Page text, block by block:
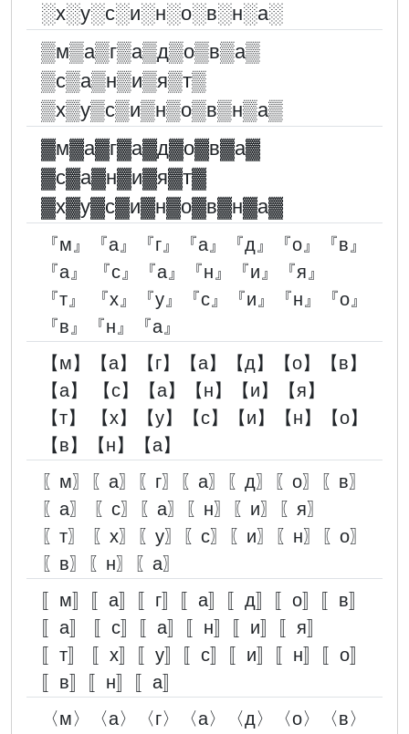
░︎х░︎у░︎с░︎и░︎н░︎о░︎в░︎н░︎а░︎
▒м▒а▒г▒а▒д▒о▒в▒а▒
▒с▒а▒н▒и▒я▒т▒
▒х▒у▒с▒и▒н▒о▒в▒н▒а▒
▓︎м▓︎а▓︎г▓︎а▓︎д▓︎о▓︎в▓︎а▓︎
▓︎с▓︎а▓︎н▓︎и▓︎я▓︎т▓︎
▓︎х▓︎у▓︎с▓︎и▓︎н▓︎о▓︎в▓︎н▓︎а▓︎
『м』『а』『г』『а』『д』『о』『в』
『а』 『с』『а』『н』『и』『я』
『т』 『х』『у』『с』『и』『н』『о』
『в』『н』『а』
【м】【а】【г】【а】【д】【о】【в】
【а】 【с】【а】【н】【и】【я】
【т】 【х】【у】【с】【и】【н】【о】
【в】【н】【а】
〖м〗〖а〗〖г〗〖а〗〖д〗〖о〗〖в〗
〖а〗 〖с〗〖а〗〖н〗〖и〗〖я〗
〖т〗 〖х〗〖у〗〖с〗〖и〗〖н〗〖о〗
〖в〗〖н〗〖а〗
〚м〛〚а〛〚г〛〚а〛〚д〛〚о〛〚в〛
〚а〛 〚с〛〚а〛〚н〛〚и〛〚я〛
〚т〛 〚х〛〚у〛〚с〛〚и〛〚н〛〚о〛
〚в〛〚н〛〚а〛
〈м〉〈а〉〈г〉〈а〉〈д〉〈о〉〈в〉